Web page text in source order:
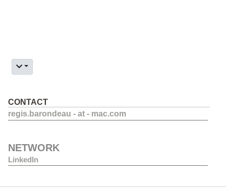
CONTACT
regis.barondeau - at - mac.com
NETWORK
LinkedIn